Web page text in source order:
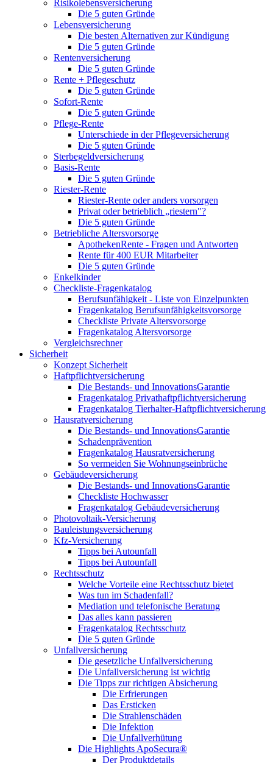
Risikolebensversicherung
Die 5 guten Gründe
Lebensversicherung
Die besten Alternativen zur Kündigung
Die 5 guten Gründe
Rentenversicherung
Die 5 guten Gründe
Rente + Pflegeschutz
Die 5 guten Gründe
Sofort-Rente
Die 5 guten Gründe
Pflege-Rente
Unterschiede in der Pflegeversicherung
Die 5 guten Gründe
Sterbegeldversicherung
Basis-Rente
Die 5 guten Gründe
Riester-Rente
Riester-Rente oder anders vorsorgen
Privat oder betrieblich „riestern"?
Die 5 guten Gründe
Betriebliche Altersvorsorge
ApothekenRente - Fragen und Antworten
Rente für 400 EUR Mitarbeiter
Die 5 guten Gründe
Enkelkinder
Checkliste-Fragenkatalog
Berufsunfähigkeit - Liste von Einzelpunkten
Fragenkatalog Berufsunfähigkeitsvorsorge
Checkliste Private Altersvorsorge
Fragenkatalog Altersvorsorge
Vergleichsrechner
Sicherheit
Konzept Sicherheit
Haftpflichtversicherung
Die Bestands- und InnovationsGarantie
Fragenkatalog Privathaftpflichtversicherung
Fragenkatalog Tierhalter-Haftpflichtversicherung
Hausratversicherung
Die Bestands- und InnovationsGarantie
Schadenprävention
Fragenkatalog Hausratversicherung
So vermeiden Sie Wohnungseinbrüche
Gebäudeversicherung
Die Bestands- und InnovationsGarantie
Checkliste Hochwasser
Fragenkatalog Gebäudeversicherung
Photovoltaik-Versicherung
Bauleistungsversicherung
Kfz-Versicherung
Tipps bei Autounfall
Tipps bei Autounfall
Rechtsschutz
Welche Vorteile eine Rechtsschutz bietet
Was tun im Schadenfall?
Mediation und telefonische Beratung
Das alles kann passieren
Fragenkatalog Rechtsschutz
Die 5 guten Gründe
Unfallversicherung
Die gesetzliche Unfallversicherung
Die Unfallversicherung ist wichtig
Die Tipps zur richtigen Absicherung
Die Erfrierungen
Das Ersticken
Die Strahlenschäden
Die Infektion
Die Unfallverhütung
Die Highlights ApoSecura®
Der Produktdetails